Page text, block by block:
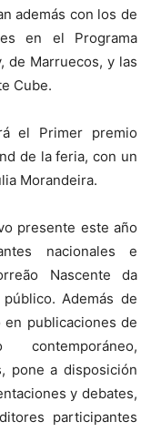
además con los de
en el Programa
de Marruecos, y las
Cube.
el Primer premio
de la feria, con un
Morandeira.
presente este año
nacionales e
Nascente da
Además de
publicaciones de
pone a disposición
y debates,
participantes